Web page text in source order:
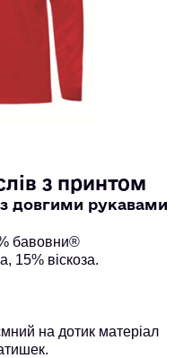
з принтом
довгими рукавами
бавовни®
15% віскоза.
на дотик матеріал